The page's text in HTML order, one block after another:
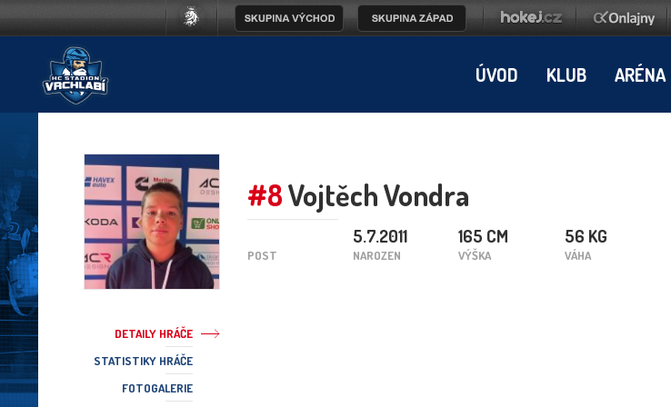
ÚVOD KLUB ARÉNA
#8Vojtěch Vondra
POST
5.7.2011
NAROZEN
165 CM
VÝŠKA
56 KG
VÁHA
DETAILY HRÁČE
STATISTIKY HRÁČE
FOTOGALERIE